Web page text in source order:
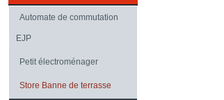
Automate de commutation
EJP
Petit électroménager
Store Banne de terrasse